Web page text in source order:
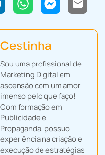
Cestinha
Sou uma profissional de
Marketing Digital em
ascensão com um amor
imenso pelo que faço!
Com formação em
Publicidade e
Propaganda, possuo
experiência na criação e
execução de estratégias